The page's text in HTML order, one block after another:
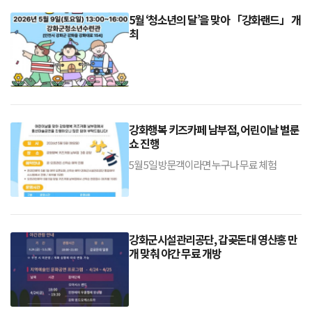
5월 ‘청소년의 달’을 맞아 「강화랜드」 개
최
강화행복 키즈카페 남부점, 어린이날 벌룬
쇼 진행
5월 5일 방문객이라면 누구나 무료 체험
강화군시설관리공단, 갑곶돈대 영산홍 만
개 맞춰 야간 무료 개방